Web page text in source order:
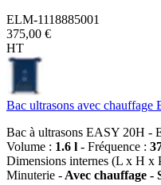
ELM-1118885001
375,00 €
HT
Bac ultrasons avec
Bac à ultrasons EASY 20H -
Volume : 1.6 l - Fréquence :
Dimensions internes (L x H x
Minuterie - Avec chauffage -